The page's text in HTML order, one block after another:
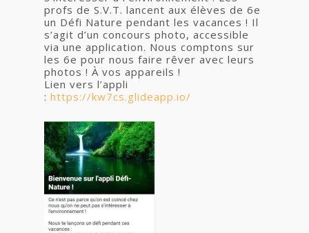
profs de S.V.T. lancent aux élèves de 6e
un Défi Nature pendant les vacances ! Il
s’agit d’un concours photo, accessible
via une application. Nous comptons sur
les 6e pour nous faire rêver avec leurs
photos ! À vos appareils !
Lien vers l’appli
: https://kw7cs.glideapp.io/